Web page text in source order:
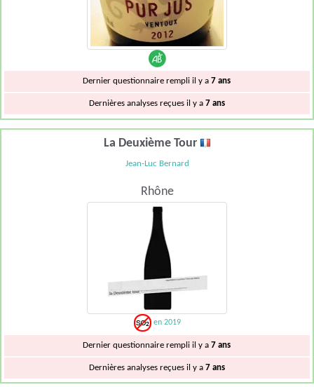
Dernier questionnaire rempli il y a7 ans
Dernières analyses reçues il y a 7 ans
La Deuxième Tour
Jean-Luc Bernard
Rhône
en 2019
Dernier questionnaire rempli il y a7 ans
Dernières analyses reçues il y a 7 ans